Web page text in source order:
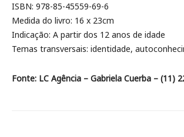
ISBN: 978-85-45559-69-6
Medida do livro: 16 x 23cm
Indicação: A partir dos 12 anos de idade
Temas transversais: identidade,
Fonte: LC Agência – Gabriela Cuerba – (11)